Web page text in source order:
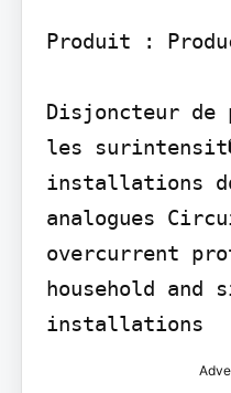
Produit :
Disjoncteur de
les
installations
analogues
overcurrent
household and